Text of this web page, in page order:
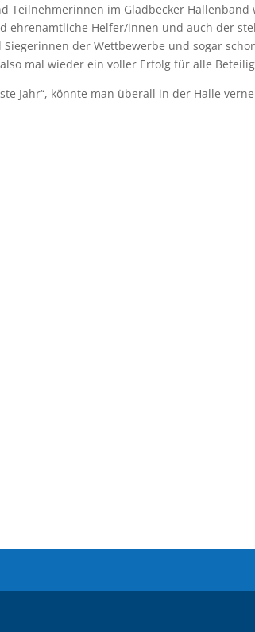
Teilnehmerinnen im Gladbecker
ehrenamtliche Helfer/innen und auch der
der Wettbewerbe und sogar
mal wieder ein voller Erfolg für alle
Jahr“, könnte man überall in der Halle